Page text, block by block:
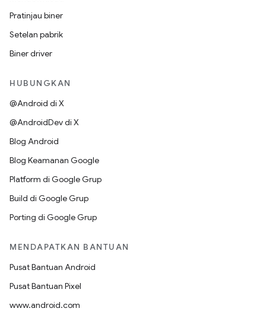
Pratinjau biner
Setelan pabrik
Biner driver
HUBUNGKAN
@Android di X
@AndroidDev di X
Blog Android
Blog Keamanan Google
Platform di Google Grup
Build di Google Grup
Porting di Google Grup
MENDAPATKAN BANTUAN
Pusat Bantuan Android
Pusat Bantuan Pixel
www.android.com